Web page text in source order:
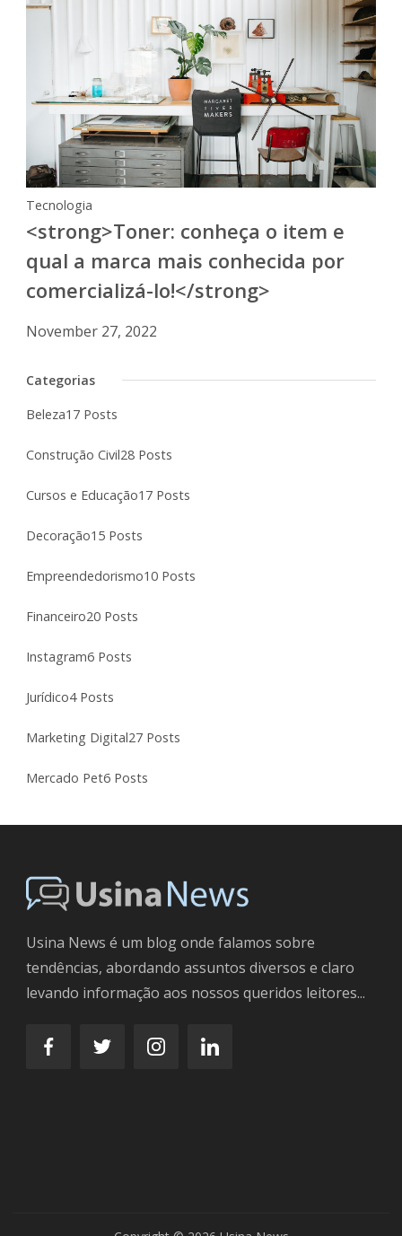
Tecnologia
<strong>Toner: conheça o item e
qual a marca mais conhecida por
comercializá-lo!</strong>
November 27, 2022
Categorias
Beleza17 Posts
Construção Civil28 Posts
Cursos e Educação17 Posts
Decoração15 Posts
Empreendedorismo10 Posts
Financeiro20 Posts
Instagram6 Posts
Jurídico4 Posts
Marketing Digital27 Posts
Mercado Pet6 Posts
Usina News é um blog onde falamos sobre
tendências, abordando assuntos diversos e claro
levando informação aos nossos queridos leitores...